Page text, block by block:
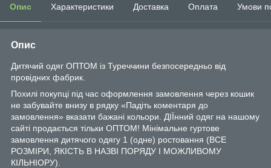
Опис Характеристики Доставка Оплата Умови
Опис
Дитячий одяг ОПТОМ із Туреччини безпосередньо від
провідних фабрик.
Похилі покупці під час оформлення замовлення через кошик
не забувайте внизу в рядку «Падіть коментаря до
замовлення» вказати бажані кольори. ДІЇнний одяг на нашому
сайті продається тільки ОПТОМ! Мінімальне гуртове
замовлення дитячого одягу 1 (одне) ростовання (ВСЕ
РОЗМІРИ, ЯКІСТЬ В НАЗВІ ПОРЯДУ І МОЖЛИВОМУ
КІЛЬНІОРУ).